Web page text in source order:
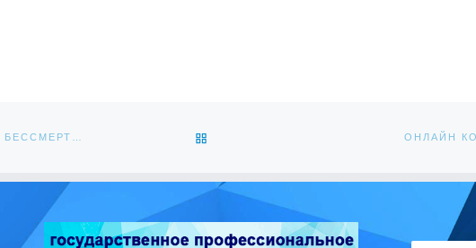
ОБРАТНО К СПИСКУ ЗАПИСЕЙОНЛАЙН